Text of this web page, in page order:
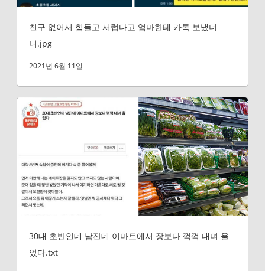
친구 없어서 힘들고 서럽다고 엄마한테 카톡 보냈더
니.jpg
2021년 6월 11일
30대 초반인데 남잔데 이마트에서 장보다 꺽꺽 대며 울
었다.txt